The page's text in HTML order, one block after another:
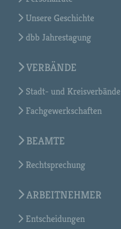
Unsere Geschichte
dbb Jahrestagung
VERBÄNDE
Stadt- und Kreisverbände
Fachgewerkschaften
BEAMTE
Rechtsprechung
ARBEITNEHMER
Entscheidungen